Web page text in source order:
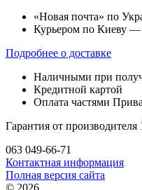
«Новая почта» по
Курьером по Киеву —
Подробнее о доставке
Наличными при
Кредитной картой
Оплата частями
Гарантия от производителя
063 049-66-71
Контактная информация
Полная версия сайта